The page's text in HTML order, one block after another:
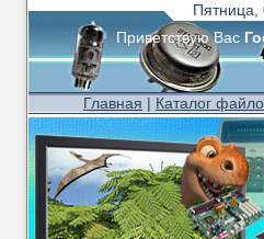
Пятница,
Приветствую Вас
Главная | Каталог